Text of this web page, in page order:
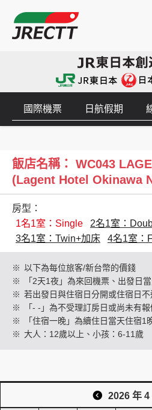
創造旅遊
國際機票 日航假期
飯店名稱： WC043
(Lagent Hotel Okinawa
房型：
1名1室：Single
2名1室：
3名1室：Twin+加床
4名1室：
※ 以下為每位旅客/新台幣的價錢
※
「2天1夜」為來回機票、出發日
※ 若出發日與住宿日分開或住宿日
※
「- -」為不受理訂房日或尚未有
※
「住宿一晚」為續住日當天住宿1
※ 大人：12歲以上、小孩：6-11歲
2026 年 4